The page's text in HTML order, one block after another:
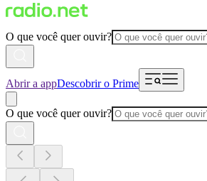
O que você quer ouvir?
Abrir a appDescobrir o Prime
O que você quer ouvir?